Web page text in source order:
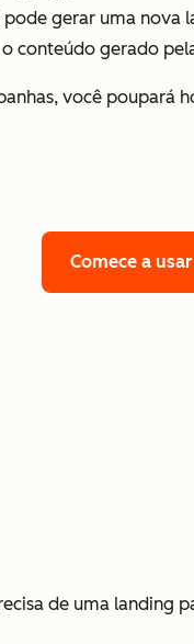
gerar uma nova
conteúdo gerado
você poupará
Comece a
de uma landing